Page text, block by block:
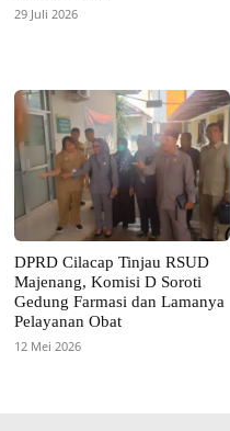
29 Juli 2026
DPRD Cilacap Tinjau RSUD
Majenang, Komisi D Soroti
Gedung Farmasi dan Lamanya
Pelayanan Obat
12 Mei 2026